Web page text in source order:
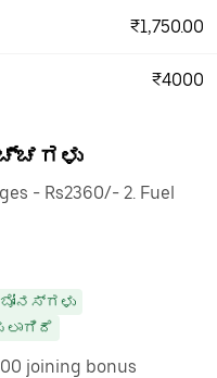
₹1,750.00
₹4000
- Rs2360/- 2. Fuel
joining bonus